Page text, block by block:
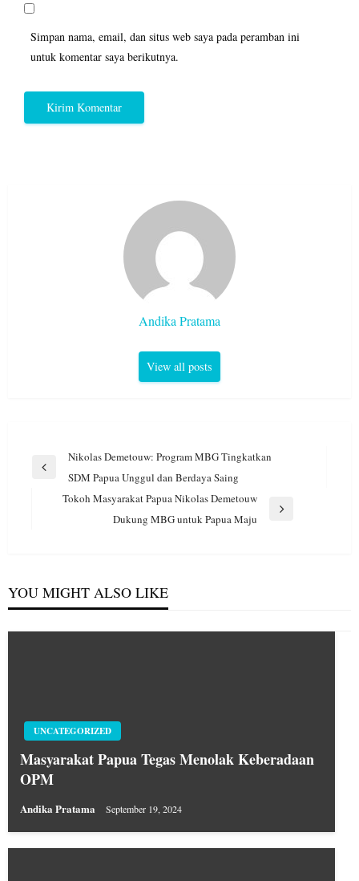
Simpan nama, email, dan situs web saya pada peramban ini
untuk komentar saya berikutnya.
Andika Pratama
View all posts
Navigasi
pos
Previous
Nikolas Demetouw: Program MBG Tingkatkan
SDM Papua Unggul dan Berdaya Saing
Tokoh Masyarakat Papua Nikolas Demetouw
Dukung MBG untuk Papua Maju
YOU MIGHT ALSO LIKE
UNCATEGORIZED
Masyarakat Papua Tegas Menolak Keberadaan
OPM
Andika Pratama September 19, 2024